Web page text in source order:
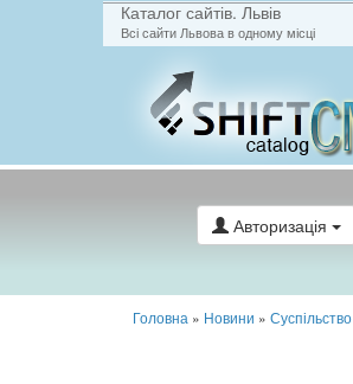
Каталог сайтів. Львів
Всі сайти Львова в одному місці
Авторизація
Головна » Новини » Суспільство